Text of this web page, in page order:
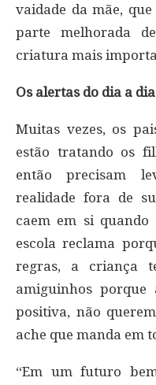
vaidade da mãe,
parte melhorada
criatura mais
Os alertas do dia a dia
Muitas vezes, os
estão tratando os
então precisam
realidade fora de
caem em si quando
escola reclama
regras, a criança
amiguinhos porque
positiva, não
ache que manda em
“Em um futuro